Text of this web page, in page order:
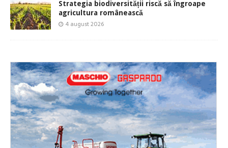
Strategia biodiversității riscă să îngroape
agricultura românească
4 august 2026